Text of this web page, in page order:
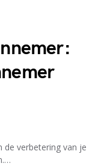
de verbetering van je